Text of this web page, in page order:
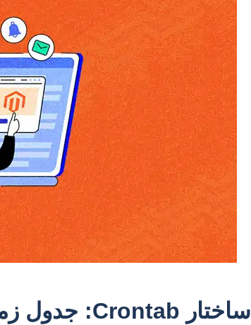
ساختار Crontab: جدول زمانی